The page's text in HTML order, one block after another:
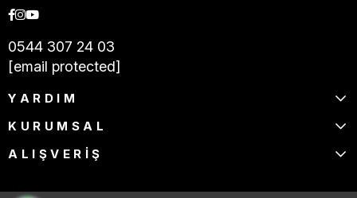
0544 307 24 03
[email protected]
YARDIM
KURUMSAL
ALIŞVERİŞ